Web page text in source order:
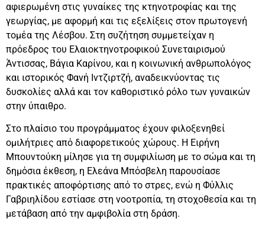
αφιερωμένη στις γυναίκες της κτηνοτροφίας και της
γεωργίας, με αφορμή και τις εξελίξεις στον πρωτογενή
τομέα της Λέσβου. Στη συζήτηση συμμετείχαν η
πρόεδρος του Ελαιοκτηνοτροφικού Συνεταιρισμού
Άντισσας, Βάγια Καρίνου, και η κοινωνική ανθρωπολόγος
και ιστορικός Φανή Ιντζιρτζή, αναδεικνύοντας τις
δυσκολίες αλλά και τον καθοριστικό ρόλο των γυναικών
στην ύπαιθρο.
Στο πλαίσιο του προγράμματος έχουν φιλοξενηθεί
ομιλήτριες από διαφορετικούς χώρους. Η Ειρήνη
Μπουντούκη μίλησε για τη συμφιλίωση με το σώμα και τη
δημόσια έκθεση, η Ελεάνα Μπόσβελη παρουσίασε
πρακτικές αποφόρτισης από το στρες, ενώ η Φύλλις
Γαβριηλίδου εστίασε στη νοοτροπία, τη στοχοθεσία και τη
μετάβαση από την αμφιβολία στη δράση.